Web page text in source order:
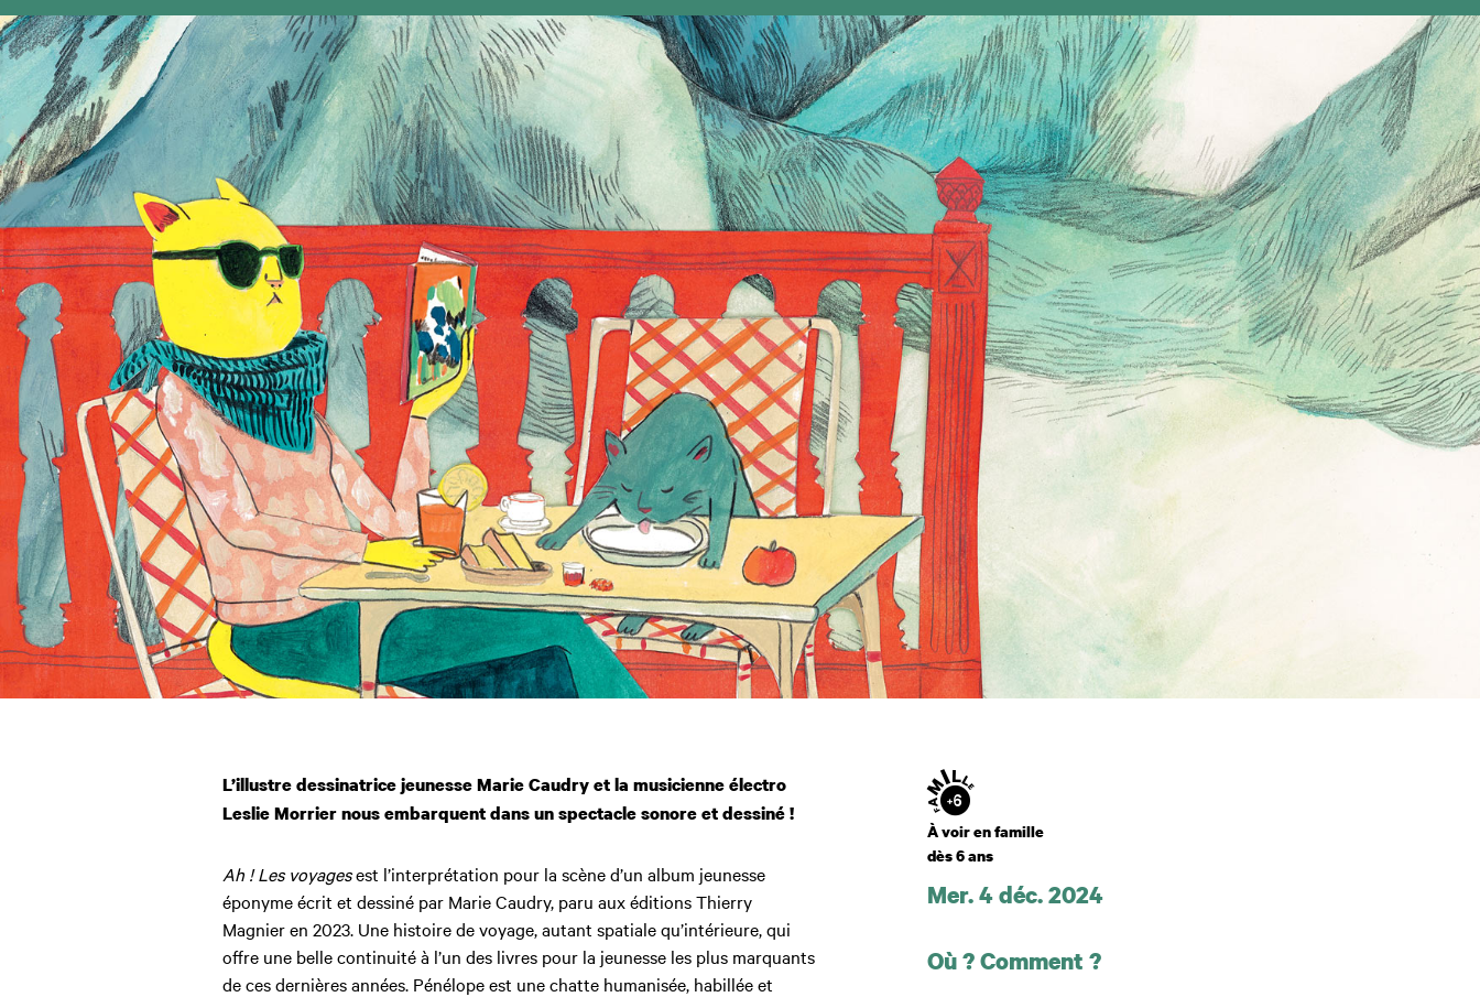
L’illustre dessinatrice jeunesse Marie Caudryet la musicienne électro
Leslie Morrier nous embarquent dans un spectacle sonore et dessiné !
Ah ! Les voyagesest l’interprétation pour la scène d’un album jeunesse
éponyme écrit et dessiné par Marie Caudry, paru aux éditions Thierry
Magnier en 2023. Une histoire de voyage, autant spatiale qu’intérieure, qui
offre une belle continuité à l’un des livres pour la jeunesse les plus marquants
de ces dernières années. Pénélope est une chatte humanisée, habillée et
Âge
À voir en famille
dès 6 ans
Mer. 4 déc. 2024
Où ? Comment ?